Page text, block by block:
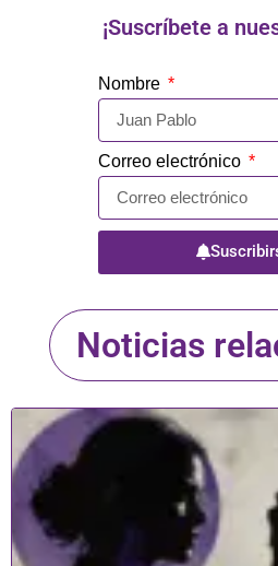
¡Suscríbete a
Nombre
Correo electrónico
Noticias